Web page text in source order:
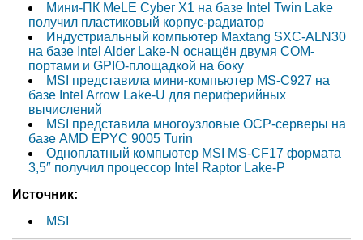
Мини-ПК MeLE Cyber X1 на базе Intel Twin Lake
получил пластиковый корпус-радиатор
Индустриальный компьютер Maxtang SXC-ALN30
на базе Intel Alder Lake-N оснащён двумя COM-
портами и GPIO-площадкой на боку
MSI представила мини-компьютер MS-C927 на
базе Intel Arrow Lake-U для периферийных
вычислений
MSI представила многоузловые OCP-серверы на
базе AMD EPYC 9005 Turin
Одноплатный компьютер MSI MS-CF17 формата
3,5″ получил процессор Intel Raptor Lake-P
Источник:
MSI